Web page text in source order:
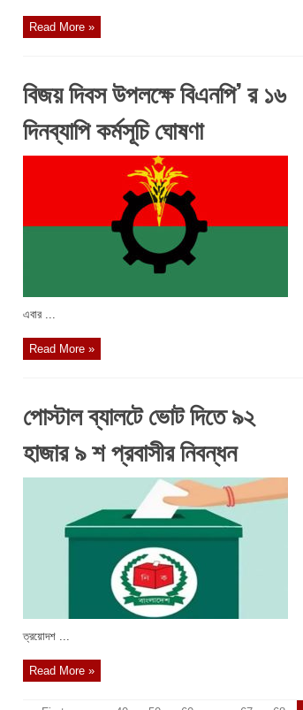
Read More »
বিজয় দিবস উপলক্ষে বিএনপি’ র ১৬
দিনব্যাপি কর্মসূচি ঘোষণা
এবার ...
Read More »
পোস্টাল ব্যালটে ভোট দিতে ৯২
হাজার ৯ শ প্রবাসীর নিবন্ধন
ত্রয়োদশ ...
Read More »